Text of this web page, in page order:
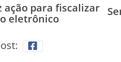
ação para fiscalizar
eletrônico